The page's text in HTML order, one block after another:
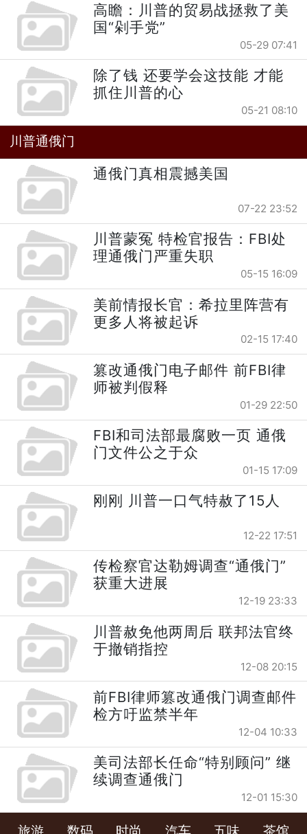
高瞻：川普的贸易战拯救了美
国“剁手党”
05-29 07:41
除了钱 还要学会这技能 才能
抓住川普的心
05-21 08:10
川普通俄门
通俄门真相震撼美国
07-22 23:52
川普蒙冤 特检官报告：FBI处
理通俄门严重失职
05-15 16:09
美前情报长官：希拉里阵营有
更多人将被起诉
02-15 17:40
篡改通俄门电子邮件 前FBI律
师被判假释
01-29 22:50
FBI和司法部最腐败一页 通俄
门文件公之于众
01-15 17:09
刚刚 川普一口气特赦了15人
12-22 17:51
传检察官达勒姆调查“通俄门”
获重大进展
12-19 23:33
川普赦免他两周后 联邦法官终
于撤销指控
12-08 20:15
前FBI律师篡改通俄门调查邮件
检方吁监禁半年
12-04 10:33
美司法部长任命“特别顾问” 继
续调查通俄门
12-01 15:30